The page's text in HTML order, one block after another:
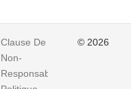
Clause De
Non-
Responsabilite
© 2026